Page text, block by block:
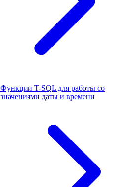
Функции T-SQL для работы со
значениями даты и времени